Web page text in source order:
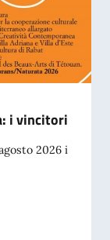
i vincitori
2026 i